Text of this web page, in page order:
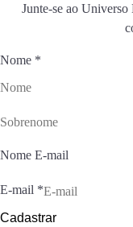
Junte-se ao
Nome *
Nome E-mail
E-mail *
Cadastrar